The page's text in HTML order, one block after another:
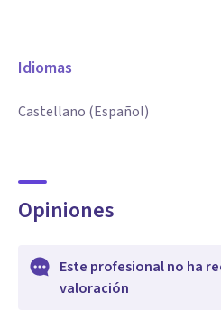
Idiomas
Castellano (Español)
Opiniones
Este profesional no ha
valoración